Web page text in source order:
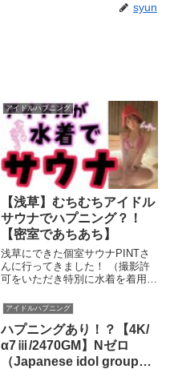
syun
アイドルハプニング
【浅草】むちむちアイドル
サウナでハプニング？！
【密室であちあち】
浅草にできた個室サウナPINTさ
んに行ってきました！ （撮影許
可をいただき特別に水着を着用し
...アイドルハプニング
ハプニングあり！？【4K/
α7ⅲ/2470GM】Nゼロ
（Japanese idol group